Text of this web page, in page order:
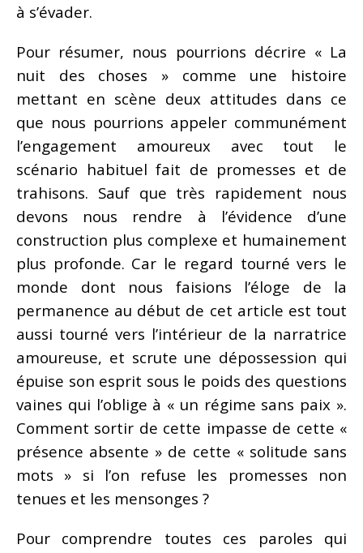
à s’évader.
Pour résumer, nous pourrions décrire « La
nuit des choses » comme une histoire
mettant en scène deux attitudes dans ce
que nous pourrions appeler communément
l’engagement amoureux avec tout le
scénario habituel fait de promesses et de
trahisons. Sauf que très rapidement nous
devons nous rendre à l’évidence d’une
construction plus complexe et humainement
plus profonde. Car le regard tourné vers le
monde dont nous faisions l’éloge de la
permanence au début de cet article est tout
aussi tourné vers l’intérieur de la narratrice
amoureuse, et scrute une dépossession qui
épuise son esprit sous le poids des questions
vaines qui l’oblige à « un régime sans paix ».
Comment sortir de cette impasse de cette «
présence absente » de cette « solitude sans
mots » si l’on refuse les promesses non
tenues et les mensonges ?
Pour comprendre toutes ces paroles qui